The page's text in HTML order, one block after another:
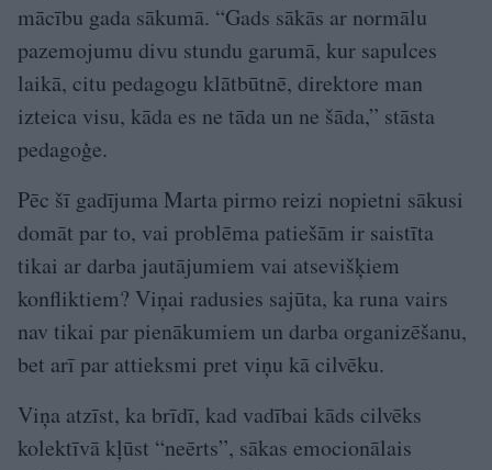
mācību gada sākumā. “Gads sākās ar normālu
pazemojumu divu stundu garumā, kur sapulces
laikā, citu pedagogu klātbūtnē, direktore man
izteica visu, kāda es ne tāda un ne šāda,” stāsta
pedagoģe.
Pēc šī gadījuma Marta pirmo reizi nopietni sākusi
domāt par to, vai problēma patiešām ir saistīta
tikai ar darba jautājumiem vai atsevišķiem
konfliktiem? Viņai radusies sajūta, ka runa vairs
nav tikai par pienākumiem un darba organizēšanu,
bet arī par attieksmi pret viņu kā cilvēku.
Viņa atzīst, ka brīdī, kad vadībai kāds cilvēks
kolektīvā kļūst “neērts”, sākas emocionālais